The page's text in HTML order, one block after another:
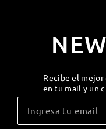
Recibe el
en tu mail y un